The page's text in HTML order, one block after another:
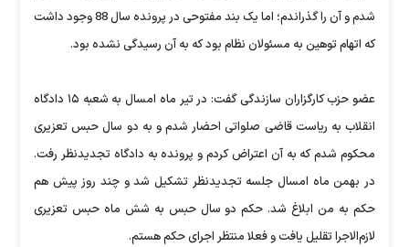
شدم و آن را گذراندم؛ اما یک بند مفتوحی در پرونده سال 88 وجود داشت
که اتهام توهین به مسئولان نظام بود که به آن رسیدگی نشده بود.
عضو حزب‌ کارگزاران‌ سازندگی گفت: در تیر ماه امسال به شعبه ۱۵ دادگاه‌
انقلاب به ریاست قاضی صلواتی احضار شدم و به دو سال حبس تعزیری
محکوم شدم که به آن اعتراض کردم و پرونده به دادگاه تجدیدنظر رفت.
در بهمن ماه امسال جلسه تجدیدنظر تشکیل شد و چند روز پیش هم
حکم به من ابلاغ شد. حکم دو سال حبس به شش ماه حبس تعزیری
لازم‌الاجرا تقلیل یافت و فعلا منتظر اجرای حکم هستم.